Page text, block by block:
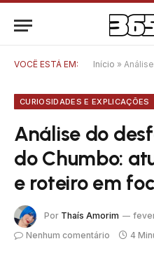
VOCÊ ESTÁ EM: Início » Análise do
CURIOSIDADES E EXPLICAÇÕES
Análise do
do Chumbo:
e roteiro em
Por Thaís Amorim
Nenhum comentário
4